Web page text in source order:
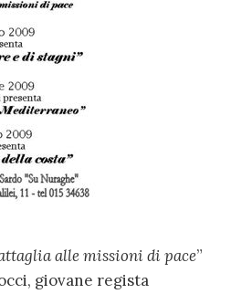
alle missioni di pace”
giovane regista